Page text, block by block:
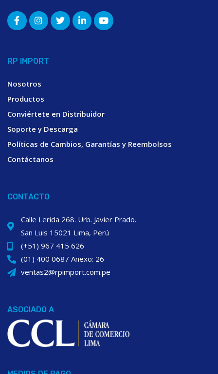
RP IMPORT
Nosotros
Productos
Conviértete en Distribuidor
Soporte y Descarga
Políticas de Cambios, Garantías y Reembolsos
Contáctanos
CONTACTO
Calle Lerida 268. Urb. Javier Prado.
San Luis 15021 Lima, Perú
(+51) 967 415 626
(01) 400 0687 Anexo: 26
ventas2@rpimport.com.pe
ASOCIADO A